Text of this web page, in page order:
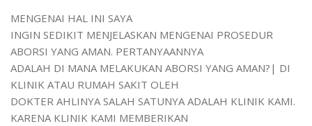
MENGENAI HAL INI SAYA
INGIN SEDIKIT MENJELASKAN MENGENAI PROSEDUR
ABORSI YANG AMAN. PERTANYAANNYA
ADALAH DI MANA MELAKUKAN ABORSI YANG AMAN?| DI
KLINIK ATAU RUMAH SAKIT OLEH
DOKTER AHLINYA SALAH SATUNYA ADALAH KLINIK KAMI.
KARENA KLINIK KAMI MEMBERIKAN